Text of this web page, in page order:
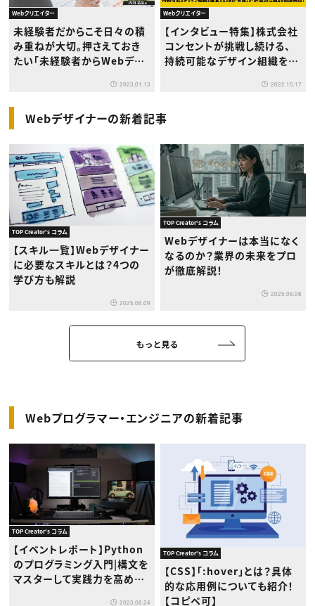
Webクリエイター
未経験者だからこそ日々の積
み重ねが大切。押さえておき
たい「未経験者からWebデザ
2023.01.13
Webクリエイター
【インタビュー特集】株式会社
コンセントが挑戦し続ける、
持続可能なデザイン組織を運
2022.10.17
Webデザイナーの新着記事
TOP Creator's コラム
【スキル一覧】Webデザイナー
に必要なスキルとは？4つの
学び方も解説
2025.06.09
TOP Creator's コラム
Webデザイナーは本当になく
なるのか？業界の未来をプロ
が徹底解説！
2025.06.06
Webプログラマー・エンジニアの新着記事
TOP Creator's コラム
【イベントレポート】Python
のプログラミング入門|構文を
マスターして実践力を高めよ
2023.08.24
TOP Creator's コラム
【CSS】「:hover」とは？具体
的な応用例についても紹介！
【コピペ可】